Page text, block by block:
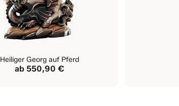
Heiliger Georg auf Pferd
ab 550,90 €